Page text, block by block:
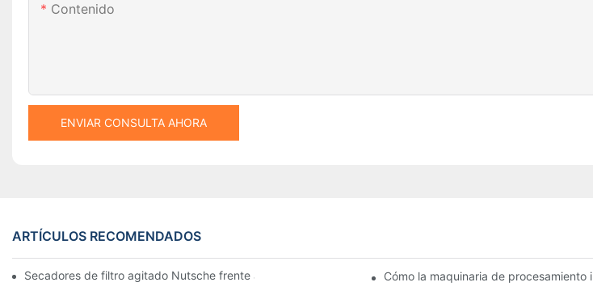
Contenido
ENVIAR CONSULTA AHORA
ARTÍCULOS RECOMENDADOS
Secadores de filtro agitado Nutsche frente a otros métodos de secado: una comparación
Cómo la maquinaria de